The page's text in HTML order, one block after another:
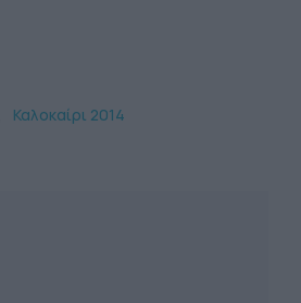
Καλοκαίρι 2014